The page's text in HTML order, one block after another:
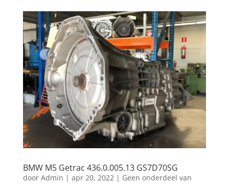
BMW M5 Getrac 436.0.005.13 GS7D70SG
door Admin | apr 20, 2022| Geen onderdeel van